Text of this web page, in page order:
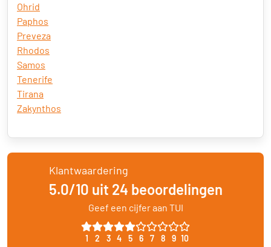
Ohrid
Paphos
Preveza
Rhodos
Samos
Tenerife
Tirana
Zakynthos
Klantwaardering
5.0/10 uit 24 beoordelingen
Geef een cijfer aan TUI
1 2 3 4 5 6 7 8 9 10